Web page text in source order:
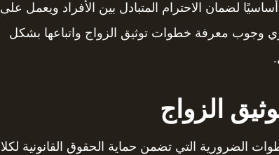
لضمان الاحترام المتبادل بين الأفراد ويعمل على
وجوب معرفة خطوات توثيق الزواج واتباعها بشكل
الزواج
الضرورية التي تضمن حماية الحقوق القانونية لكلا